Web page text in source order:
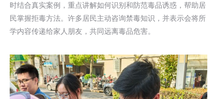
时结合真实案例，重点讲解如何识别和防范毒品诱惑，帮助居
民掌握拒毒方法。许多居民主动咨询禁毒知识，并表示会将所
学内容传递给家人朋友，共同远离毒品危害。